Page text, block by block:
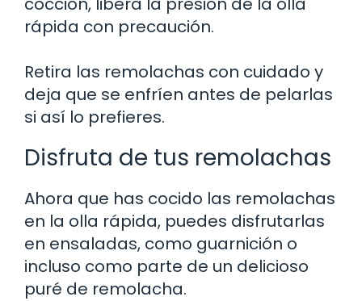
rápida con precaución.
Retira las remolachas con cuidado y
deja que se enfríen antes de pelarlas
si así lo prefieres.
Disfruta de tus remolachas
Ahora que has cocido las remolachas
en la olla rápida, puedes disfrutarlas
en ensaladas, como guarnición o
incluso como parte de un delicioso
puré de remolacha.